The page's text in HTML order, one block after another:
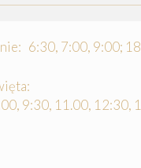
6:30, 7:00, 9:00;
9:30, 11.00, 12:30,